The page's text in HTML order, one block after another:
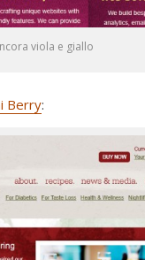
viola e giallo
Berry: